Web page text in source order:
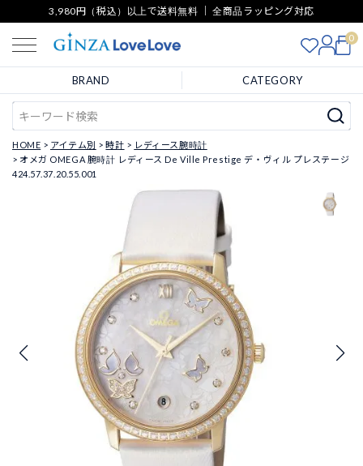
3,980円（税込）以上で送料無料 ｜ 全商品ラッピング対応
0
BRAND CATEGORY
HOME アイテム別 時計
レディース腕時計
オメガ OMEGA 腕時計 レディース De Ville Prestige デ・ヴィル プレステージ
424.57.37.20.55.001